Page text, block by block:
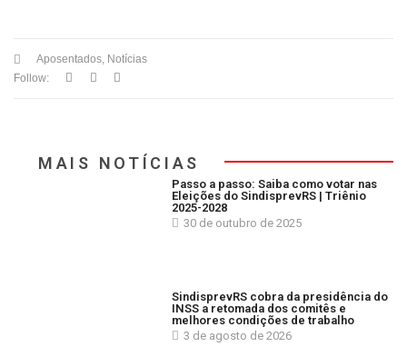
Aposentados, Notícias
Follow:
MAIS NOTÍCIAS
Passo a passo: Saiba como votar nas
Eleições do SindisprevRS | Triênio
2025-2028
30 de outubro de 2025
SindisprevRS cobra da presidência do
INSS a retomada dos comitês e
melhores condições de trabalho
3 de agosto de 2026